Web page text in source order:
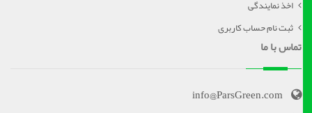
اخذ نمایندگی
ثبت نام حساب کاربری
تماس با ما
info@ParsGreen.com